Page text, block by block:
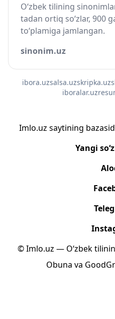
O‘zbek tilining
tadan ortiq so‘zlar, 900
to‘plamiga jamlangan.
sinonim.uz
ibora.uzsalsa.uzskripka.uz
iboralar.uz
Imlo.uz saytining
Yangi
© Imlo.uz — O‘zbek
Obuna va